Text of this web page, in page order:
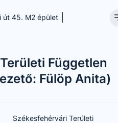
út 45. M2 épület
Független
Fülöp Anita)
Székesfehérvári Területi